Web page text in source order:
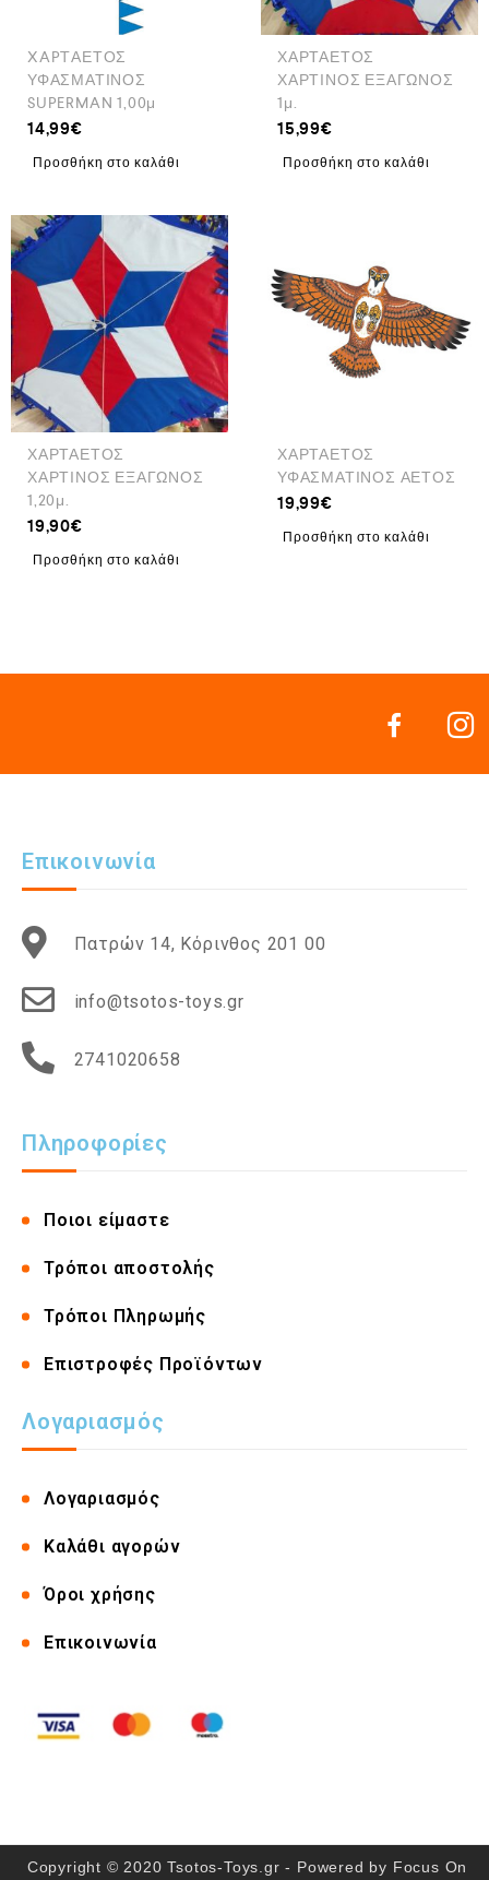
XAPTΑΕΤΟΣ
ΥΦΑΣΜΑΤΙΝΟΣ
SUPERMAN 1,00μ
14,99€
Προσθήκη στο καλάθι
ΧΑΡΤΑΕΤΟΣ
ΧΑΡΤΙΝΟΣ ΕΞΑΓΩΝΟΣ
1μ.
15,99€
Προσθήκη στο καλάθι
ΧΑΡΤΑΕΤΟΣ
ΧΑΡΤΙΝΟΣ ΕΞΑΓΩΝΟΣ
1,20μ.
19,90€
Προσθήκη στο καλάθι
ΧΑΡΤΑΕΤΟΣ
ΥΦΑΣΜΑΤΙΝΟΣ ΑΕΤΟΣ
19,99€
Προσθήκη στο καλάθι
Επικοινωνία
Πατρών 14, Κόρινθος 201 00
info@tsotos-toys.gr
2741020658
Πληροφορίες
Ποιοι είμαστε
Τρόποι αποστολής
Τρόποι Πληρωμής
Επιστροφές Προϊόντων
Λογαριασμός
Λογαριασμός
Καλάθι αγορών
Όροι χρήσης
Επικοινωνία
Copyright © 2020 Tsotos-Toys.gr - Powered by Focus On